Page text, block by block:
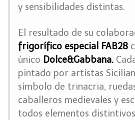
y sensibilidades distintas.
El resultado de su
frigorífico especial FAB28
único Dolce&Gabbana.
pintado por artistas
símbolo de trinacria,
caballeros medievales y
todos elementos